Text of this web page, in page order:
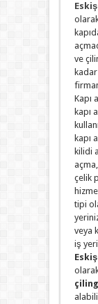
ve
Kapı
kapı
kapı
kilidi
çelik
tipi
veya
iş